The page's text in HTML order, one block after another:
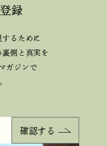
録
するために
裏側と真実を
ガジンで